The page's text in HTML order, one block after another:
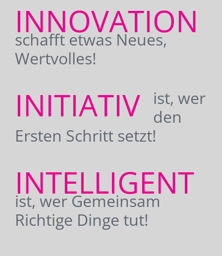
INNOVATION
schafft etwas Neues,
Wertvolles!
INITIATIV
ist, wer
den
Ersten Schritt setzt!
INTELLIGENT
ist, wer Gemeinsam
Richtige Dinge tut!